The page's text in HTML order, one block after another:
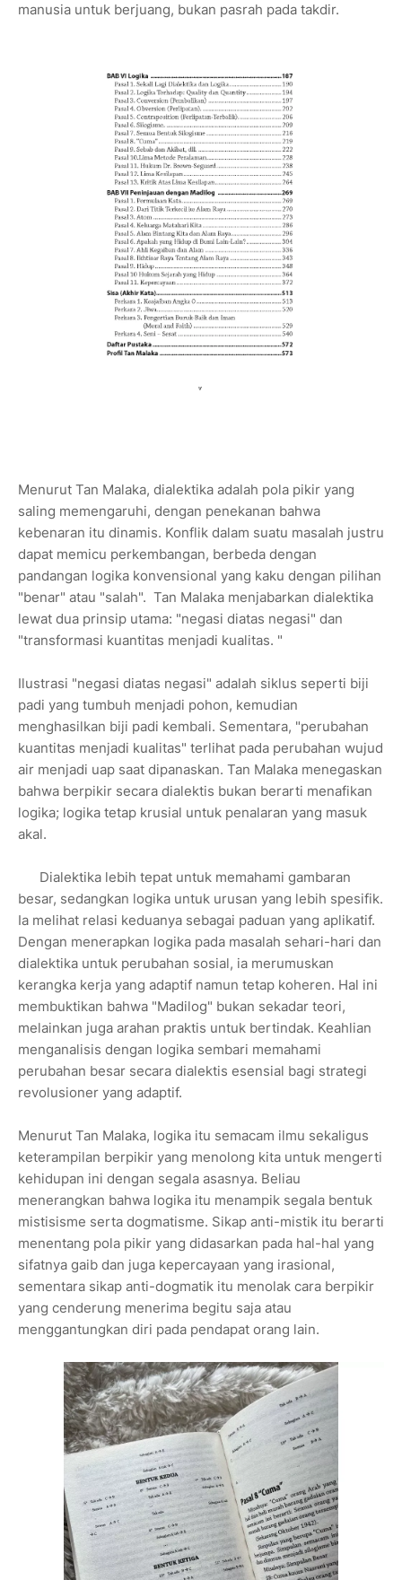
manusia untuk berjuang, bukan pasrah pada takdir.
Menurut Tan Malaka, dialektika adalah pola pikir yang
saling memengaruhi, dengan penekanan bahwa
kebenaran itu dinamis. Konflik dalam suatu masalah justru
dapat memicu perkembangan, berbeda dengan
pandangan logika konvensional yang kaku dengan pilihan
"benar" atau "salah". Tan Malaka menjabarkan dialektika
lewat dua prinsip utama: "negasi diatas negasi" dan
"transformasi kuantitas menjadi kualitas. "
Ilustrasi "negasi diatas negasi" adalah siklus seperti biji
padi yang tumbuh menjadi pohon, kemudian
menghasilkan biji padi kembali. Sementara, "perubahan
kuantitas menjadi kualitas" terlihat pada perubahan wujud
air menjadi uap saat dipanaskan. Tan Malaka menegaskan
bahwa berpikir secara dialektis bukan berarti menafikan
logika; logika tetap krusial untuk penalaran yang masuk
akal.
Dialektika lebih tepat untuk memahami gambaran
besar, sedangkan logika untuk urusan yang lebih spesifik.
Ia melihat relasi keduanya sebagai paduan yang aplikatif.
Dengan menerapkan logika pada masalah sehari-hari dan
dialektika untuk perubahan sosial, ia merumuskan
kerangka kerja yang adaptif namun tetap koheren. Hal ini
membuktikan bahwa "Madilog" bukan sekadar teori,
melainkan juga arahan praktis untuk bertindak. Keahlian
menganalisis dengan logika sembari memahami
perubahan besar secara dialektis esensial bagi strategi
revolusioner yang adaptif.
Menurut Tan Malaka, logika itu semacam ilmu sekaligus
keterampilan berpikir yang menolong kita untuk mengerti
kehidupan ini dengan segala asasnya. Beliau
menerangkan bahwa logika itu menampik segala bentuk
mistisisme serta dogmatisme. Sikap anti-mistik itu berarti
menentang pola pikir yang didasarkan pada hal-hal yang
sifatnya gaib dan juga kepercayaan yang irasional,
sementara sikap anti-dogmatik itu menolak cara berpikir
yang cenderung menerima begitu saja atau
menggantungkan diri pada pendapat orang lain.